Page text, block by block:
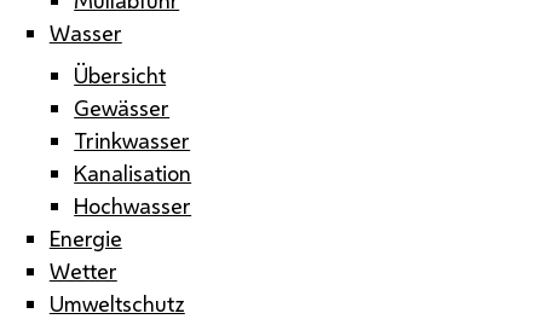
Wasser
Übersicht
Gewässer
Trinkwasser
Kanalisation
Hochwasser
Energie
Wetter
Umweltschutz